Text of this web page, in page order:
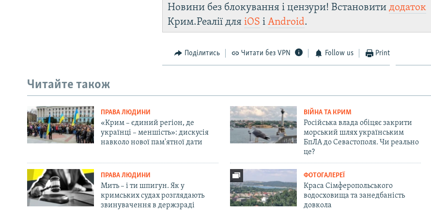
Новини без блокування і цензури! Встановитидодаток
Крим.Реалії дляiOS іAndroid.
Поділитись Читати без VPN Follow us Print
Читайте також
ПРАВА ЛЮДИНИ
«Крим – єдиний регіон, де
українці – меншість»: дискусія
навколо нової пам'ятної дати
ВІЙНА ТА КРИМ
Російська влада обіцяє закрити
морський шлях українським
БпЛА до Севастополя. Чи реально
це?
ПРАВА ЛЮДИНИ
Мить – і ти шпигун. Як у
кримських судах розглядають
звинувачення в держзраді
ФОТОГАЛЕРЕЇ
Краса Сімферопольського
водосховища та занедбаність
довкола